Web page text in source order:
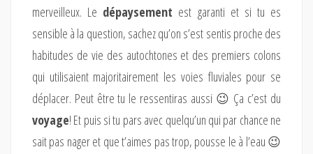
merveilleux. Le dépaysement est garanti et si tu es
sensible à la question, sachez qu’on s’est sentis proche des
habitudes de vie des autochtones et des premiers colons
qui utilisaient majoritairement les voies fluviales pour se
déplacer. Peut être tu le ressentiras aussi 😉 Ça c’est du
voyage! Et puis si tu pars avec quelqu’un qui par chance ne
sait pas nager et que t’aimes pas trop, pousse le à l’eau 😉